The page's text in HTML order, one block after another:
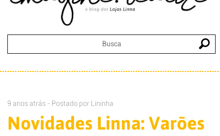
9 anos atrás - Postado por Lininha
Novidades Linna: Varões